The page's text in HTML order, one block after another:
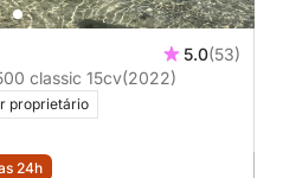
5.0(53)
Barco sem licença mareti 500 classic 15cv(2022)
proprietário
24h